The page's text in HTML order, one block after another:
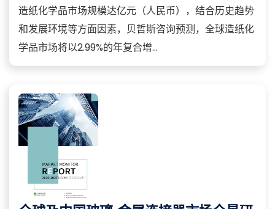
造纸化学品市场规模达亿元（人民币），结合历史趋势
和发展环境等方面因素，贝哲斯咨询预测，全球造纸化
学品市场将以2.99%的年复合增...